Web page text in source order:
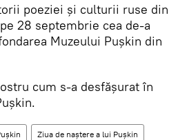
poeziei și culturii ruse din
28 septembrie cea de-a
Muzeului Pușkin din
cum s-a desfășurat în
Ziua de naștere a lui Pușkin